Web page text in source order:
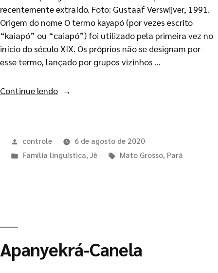
recentemente extraído. Foto: Gustaaf Verswijver, 1991.
Origem do nome O termo kayapó (por vezes escrito
“kaiapó” ou “caiapó”) foi utilizado pela primeira vez no
início do século XIX. Os próprios não se designam por
esse termo, lançado por grupos vizinhos …
Continue lendo
controle
6 de agosto de 2020
Família linguística, Jê Mato Grosso, Pará
Apanyekrá-Canela